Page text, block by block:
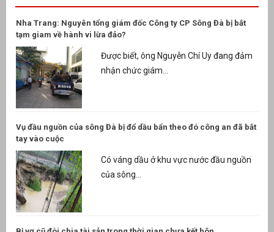
Nha Trang: Nguyên tổng giám đốc Công ty CP Sông Đà bị bắt
tạm giam về hành vi lừa đảo?
Được biết, ông Nguyễn Chí Uy đang đảm
nhận chức giám...
Vụ đầu nguồn của sông Đà bị đổ dầu bẩn theo đó công an đã bắt
tay vào cuộc
Có váng dầu ở khu vực nước đầu nguồn
của sông...